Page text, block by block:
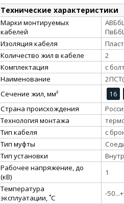
Технические характеристики
Марки монтируемых
кабелей
Изоляция кабеля
Количество жил в кабеле
2
Комплектация
с
Наименование
Сечение жил, мм²
16
Страна происхождения
Технология монтажа
Тип кабеля
с
Тип муфты
Тип установки
Рабочее напряжение, до
(кВ)
1
Температура
эксплуатации, ˚С
-